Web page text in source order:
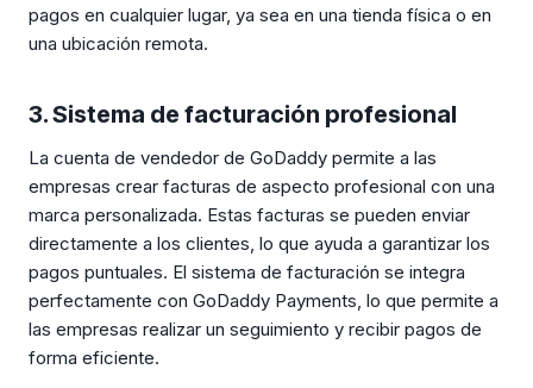
pagos en cualquier lugar, ya sea en una tienda física o en
una ubicación remota.
3. Sistema de facturación profesional
La cuenta de vendedor de GoDaddy permite a las
empresas crear facturas de aspecto profesional con una
marca personalizada. Estas facturas se pueden enviar
directamente a los clientes, lo que ayuda a garantizar los
pagos puntuales. El sistema de facturación se integra
perfectamente con GoDaddy Payments, lo que permite a
las empresas realizar un seguimiento y recibir pagos de
forma eficiente.